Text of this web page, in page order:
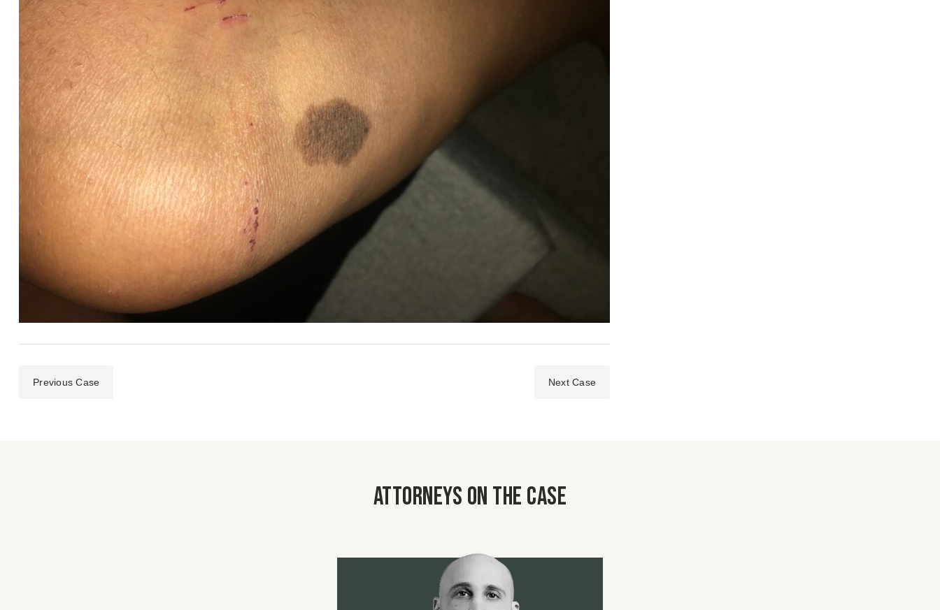
Previous Case Next Case
Attorneys on the case